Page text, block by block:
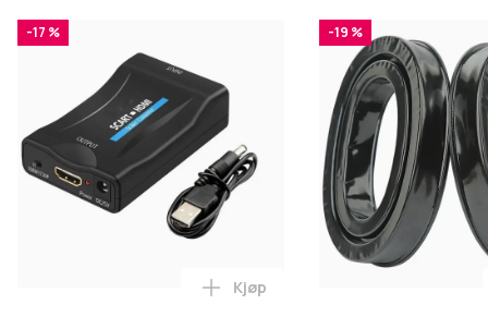
-17 %
Legg SCART til HDMI-omformer
Kjøp
-19 %